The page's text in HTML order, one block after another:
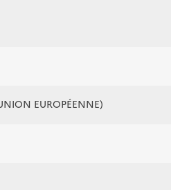
EUROPÉENNE)